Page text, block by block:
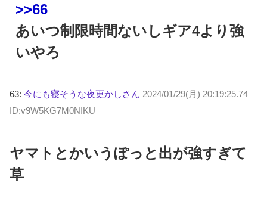
>>66
あいつ制限時間ないしギア4より強
いやろ
63: 今にも寝そうな夜更かしさん 2024/01/29(月) 20:19:25.74
ID:v9W5KG7M0NIKU
ヤマトとかいうぽっと出が強すぎて
草